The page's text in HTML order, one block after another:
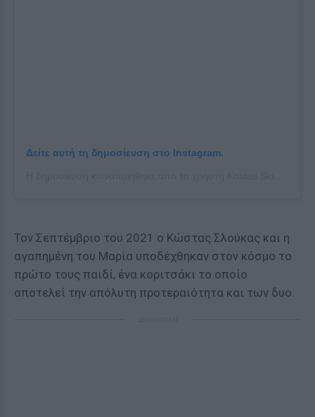
Δείτε αυτή τη δημοσίευση στο Instagram.
Τον Σεπτέμβριο του 2021 ο Κώστας Σλούκας και η
αγαπημένη του Μαρία υποδέχθηκαν στον κόσμο το
πρώτο τους παιδί, ένα κοριτσάκι το οποίο
αποτελεί την απόλυτη προτεραιότητα και των δυο.